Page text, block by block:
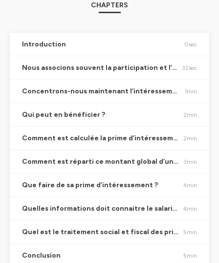
CHAPTERS
Introduction 0sec
Nous associons souvent la participation et l’intéressement. Pourriez-vous nous présenter brièvement en quoi consiste ces deux mécanismes ? 32sec
Concentrons-nous maintenant l’intéressement, quelles en sont les principales caractéristiques ? 1min
Qui peut en bénéficier ? 2min
Comment est calculée la prime d’intéressement ? 2min
Comment est réparti ce montant global d’une part et, d’autre part, la prime individuelle du salarié est-elle plafonnée ? 3min
Que faire de sa prime d’intéressement ? 4min
Quelles informations doit connaitre le salarié au sujet de l’investissement de la prime d’intéressement sur un plan d’épargne ? 4min
Quel est le traitement social et fiscal des primes distribuées au titre de l’intéressement pour le salarié ? 5min
Conclusion 5min